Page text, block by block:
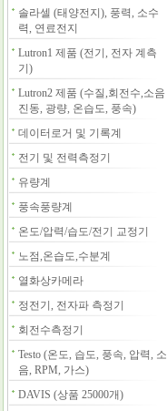
솔라셀 (태양전지), 풍력, 소수
력, 연료전지
Lutron1 제품 (전기, 전자 계측
기)
Lutron2 제품 (수질,회전수,소음
진동, 광량, 온습도, 풍속)
데이터로거 및 기록계
전기 및 전력측정기
유량계
풍속풍량계
온도/압력/습도/전기 교정기
노점,온습도,수분계
열화상카메라
정전기, 전자파 측정기
회전수측정기
Testo (온도, 습도, 풍속, 압력, 소
음, RPM, 가스)
DAVIS (상품 25000개)